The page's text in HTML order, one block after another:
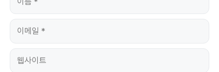
이
일
웹